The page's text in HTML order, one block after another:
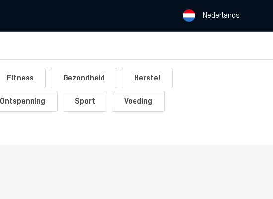
Nederlands
Fitness Gezondheid Herstel
Ontspanning Sport Voeding